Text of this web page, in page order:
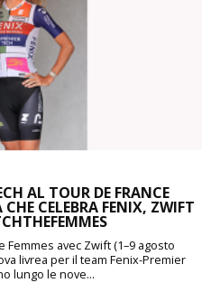
AL TOUR DE FRANCE
CELEBRA FENIX, ZWIFT
avec Zwift (1–9 agosto
livrea per il team Fenix-Premier
lungo le nove...